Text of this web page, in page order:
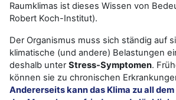
Raumklimas ist dieses Wissen von
Robert Koch-Institut).
Der Organismus muss sich ständig auf
klimatische (und andere) Belastungen
deshalb unterStress-Symptomen.
können sie zu chronischen
Andererseits kann das Klima zu all